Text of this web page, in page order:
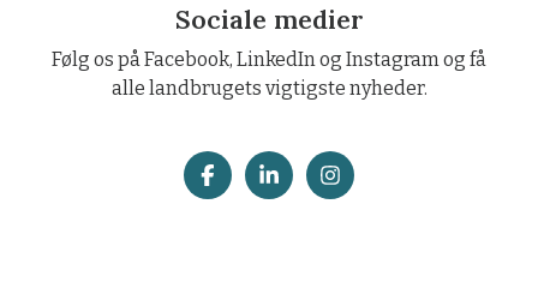
Sociale medier
Følg os på Facebook, LinkedIn og Instagram og få
alle landbrugets vigtigste nyheder.